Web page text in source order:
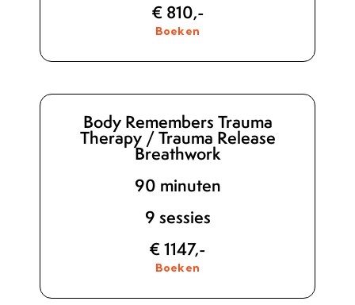
€ 810,-
Boeken
Body Remembers Trauma
Therapy / Trauma Release
Breathwork
90 minuten
9 sessies
€ 1147,-
Boeken